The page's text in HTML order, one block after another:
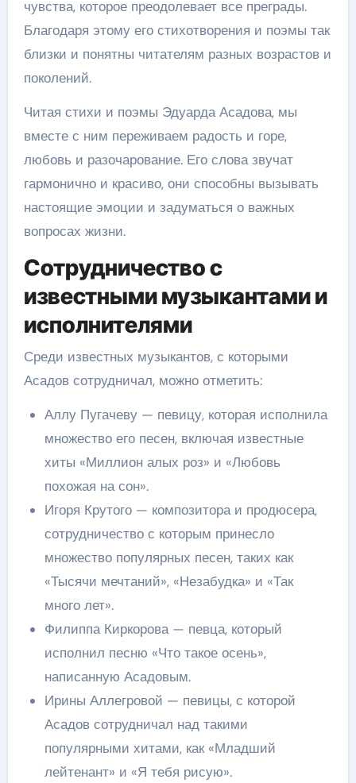
чувства, которое преодолевает все преграды.
Благодаря этому его стихотворения и поэмы так
близки и понятны читателям разных возрастов и
поколений.
Читая стихи и поэмы Эдуарда Асадова, мы
вместе с ним переживаем радость и горе,
любовь и разочарование. Его слова звучат
гармонично и красиво, они способны вызывать
настоящие эмоции и задуматься о важных
вопросах жизни.
Сотрудничество с
известными музыкантами и
исполнителями
Среди известных музыкантов, с которыми
Асадов сотрудничал, можно отметить:
Аллу Пугачеву — певицу, которая исполнила
множество его песен, включая известные
хиты «Миллион алых роз» и «Любовь
похожая на сон».
Игоря Крутого — композитора и продюсера,
сотрудничество с которым принесло
множество популярных песен, таких как
«Тысячи мечтаний», «Незабудка» и «Так
много лет».
Филиппа Киркорова — певца, который
исполнил песню «Что такое осень»,
написанную Асадовым.
Ирины Аллегровой — певицы, с которой
Асадов сотрудничал над такими
популярными хитами, как «Младший
лейтенант» и «Я тебя рисую».